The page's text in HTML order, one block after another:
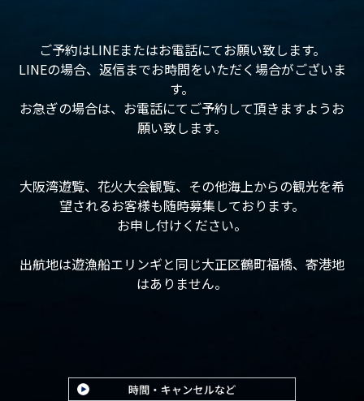
ご予約はLINEまたはお電話にてお願い致します。
LINEの場合、返信までお時間をいただく場合がございま
す。
お急ぎの場合は、お電話にてご予約して頂きますようお
願い致します。
大阪湾遊覧、花火大会観覧、その他海上からの観光を希
望されるお客様も随時募集しております。
お申し付けください。
出航地は遊漁船エリンギと同じ大正区鶴町福橋、寄港地
はありません。